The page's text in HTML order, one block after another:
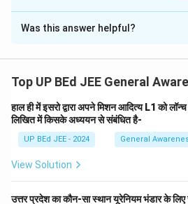
The Correct Option isA
Solution and Explanation
यह प्रश्न SWAYAM प्लेटफॉर्म के मुख्य
सामान्य ज्ञान का प्रश्न है।चरण 2:
उद्देश्य जानें
SWAYAM का पूर्ण रूप 'Study Webs
Young Aspiring Minds' है। यह भारत
पहुँच (access), समानता (equity) और
Was this answer helpful?
Top UP BEd JEE General
हाल ही में इसरो द्वारा अपने मिशन आदित्य L1 को
लिखित में किसके अध्ययन से संबंधित है-
UP BEd JEE - 2024 General
View Solution
उत्तर प्रदेश का कौन-सा स्थान यूरेनियम भंडार के लिए